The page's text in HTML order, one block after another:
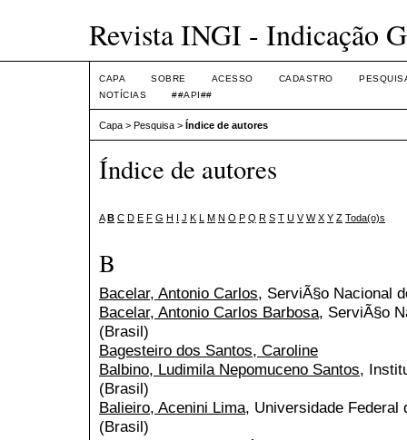
Revista INGI - Indicação
CAPA SOBRE ACESSO CADASTRO
NOTÍCIAS
##API##
Capa > Pesquisa > Índice de autores
Índice de autores
A B C D E F G H I J K L M N O P Q R S T U V W X Y Z Toda(o)s
B
Bacelar, Antonio Carlos, ServiÃ§o Nacional
Bacelar, Antonio Carlos Barbosa, ServiÃ§o
(Brasil)
Bagesteiro dos Santos, Caroline
Balbino, Ludimila Nepomuceno Santos,
(Brasil)
Balieiro, Acenini Lima, Universidade Federal
(Brasil)